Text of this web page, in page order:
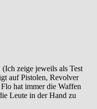
zeige jeweils als Test
auf Pistolen, Revolver
hat immer die Waffen
Leute in der Hand zu